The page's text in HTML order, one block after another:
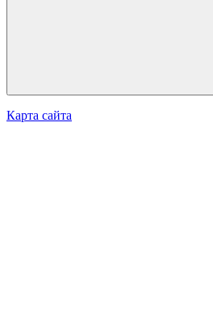
Карта сайта